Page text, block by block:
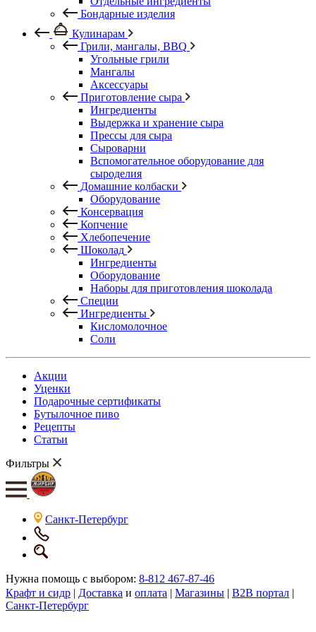
Бондарные изделия
Кулинарам
Грили, мангалы, BBQ
Угольные грили
Мангалы
Аксессуары
Приготовление сыра
Ингредиенты
Выдержка и хранение сыра
Прессы для сыра
Сыроварни
Вспомогательное оборудование для
сыроделия
Домашние колбаски
Оборудование
Консервация
Копчение
Хлебопечение
Шоколад
Ингредиенты
Оборудование
Наборы для приготовления шоколада
Специи
Ингредиенты
Кисломолочное
Соли
Акции
Уценки
Подарочные сертификаты
Бутылочное пиво
Рецепты
Статьи
Фильтры
Санкт-Петербург
Нужна помощь с выбором: 8-812 467-87-46
Крафт и сидр | Доставка и оплата | Магазины | B2B портал |
Санкт-Петербург